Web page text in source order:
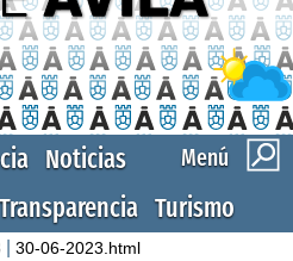
Menú
Noticias
Transparencia Turismo
|30-06-2023.html